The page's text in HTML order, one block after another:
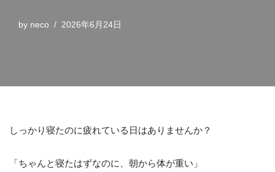
by neco 2026年6月24日
しっかり寝たのに疲れている日はありませんか？
「ちゃんと寝たはずなのに、朝から体が重い」